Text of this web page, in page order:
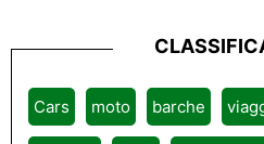
Cars moto barche